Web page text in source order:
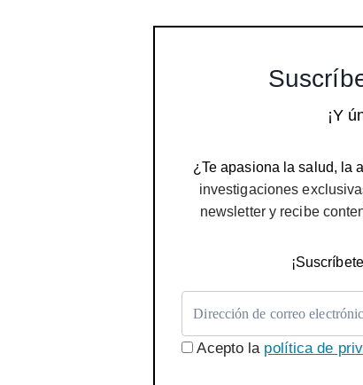
¡Y
¿Te apasiona la salud, la
investigaciones
newsletter y recibe
Acepto la política de